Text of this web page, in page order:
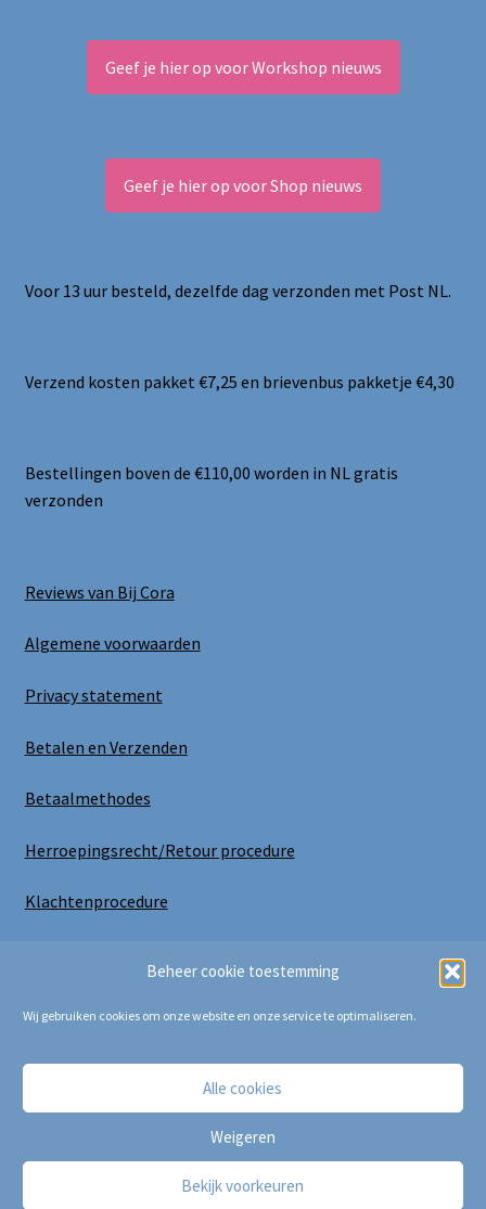
Beheer cookie toestemming
Wij gebruiken cookies om onze website en onze service te optimaliseren.
Alle cookies
Weigeren
Bekijk voorkeuren
Geef je hier op voor Workshop nieuws
Geef je hier op voor Shop nieuws
Voor 13 uur besteld, dezelfde dag verzonden met Post NL.
Verzend kosten pakket €7,25 en brievenbus pakketje €4,30
Bestellingen boven de €110,00 worden in NL gratis
verzonden
Reviews van Bij Cora
Algemene voorwaarden
Privacy statement
Betalen en Verzenden
Betaalmethodes
Herroepingsrecht/Retour procedure
Klachtenprocedure
Copyright Bij Cora 2025